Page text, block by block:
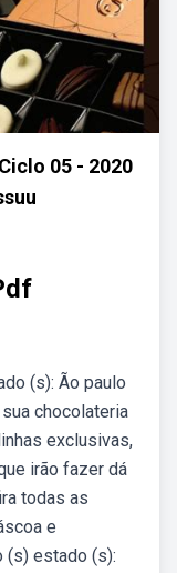
05 - 2020
(s): Ão paulo
chocolateria
exclusivas,
irão fazer dá
todas as
e
(s) estado (s):